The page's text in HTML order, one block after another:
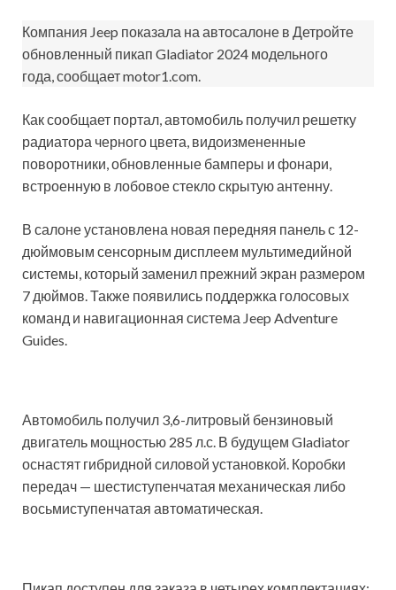
Компания Jeep показала на автосалоне в Детройте
обновленный пикап Gladiator 2024 модельного
года, сообщает motor1.com.
Как сообщает портал, автомобиль получил решетку
радиатора черного цвета, видоизмененные
поворотники, обновленные бамперы и фонари,
встроенную в лобовое стекло скрытую антенну.
В салоне установлена новая передняя панель с 12-
дюймовым сенсорным дисплеем мультимедийной
системы, который заменил прежний экран размером
7 дюймов. Также появились поддержка голосовых
команд и навигационная система Jeep Adventure
Guides.
Автомобиль получил 3,6-литровый бензиновый
двигатель мощностью 285 л.с. В будущем Gladiator
оснастят гибридной силовой установкой. Коробки
передач — шестиступенчатая механическая либо
восьмиступенчатая автоматическая.